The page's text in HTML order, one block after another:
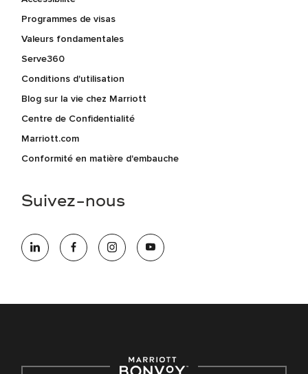
Programmes de visas
Valeurs fondamentales
Serve360
Conditions d'utilisation
Blog sur la vie chez Marriott
Centre de Confidentialité
Marriott.com
Conformité en matière d'embauche
Suivez-nous